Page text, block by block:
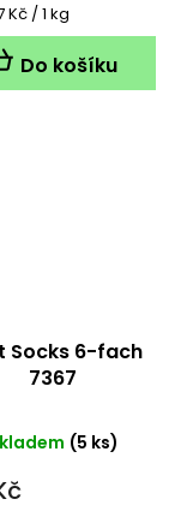
Kč / 1 kg
Do košíku
Socks 6-fach
7367
(5 ks)